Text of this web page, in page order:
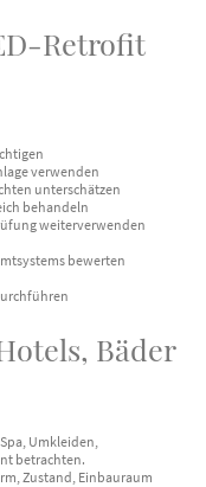
Retrofit
verwenden
unterschätzen
behandeln
weiterverwenden
bewerten
Bäder
Umkleiden,
betrachten.
Zustand, Einbauraum